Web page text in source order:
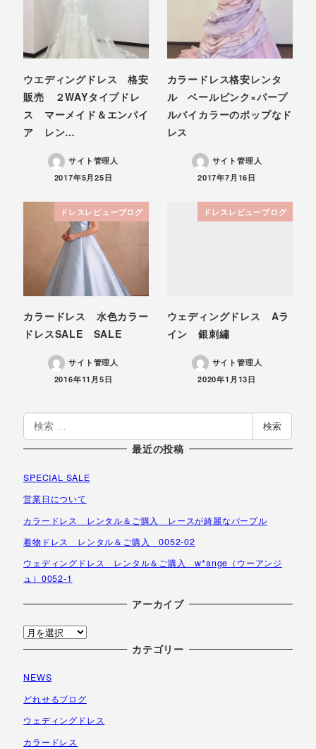
ウエディングドレス 格安
販売 ２WAYタイプドレ
ス マーメイド＆エンパイ
ア レン…
サイト管理人
投稿日
2017年5月25日
カラードレス格安レンタ
ル ベールピンク×パープ
ルバイカラーのポップなド
レス
サイト管理人
投稿日
2017年7月16日
ドレスレビューブログ
カラードレス 水色カラー
ドレスSALE SALE
サイト管理人
投稿日
2016年11月5日
ドレスレビューブログ
ウェディングドレス Aラ
イン 銀刺繡
サイト管理人
投稿日
2020年1月13日
検
索
検索
最近の投稿
SPECIAL SALE
営業日について
カラードレス レンタル＆ご購入 レースが綺麗なパープル
着物ドレス レンタル＆ご購入 0052-02
ウェディングドレス レンタル＆ご購入 w*ange（ウーアンジ
ュ）0052-1
アーカイブ
ア
ー
イ
ブ
カテゴリー
NEWS
どれせるブログ
ウェディングドレス
カラードレス